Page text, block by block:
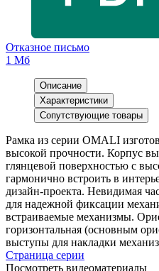
Отказное письмо
1 Мб
Описание
Характеристики
Сопутствующие товары
Рамка из серии OMALI
высокой прочности. Корпус
глянцевой поверхностью с
гармонично встроить в
дизайн-проекта. Невидимая
для надежной фиксации
встраиваемые механизмы.
горизонтальная (основным
выступы для накладки
Страница серии
Посмотреть видеоматериалы